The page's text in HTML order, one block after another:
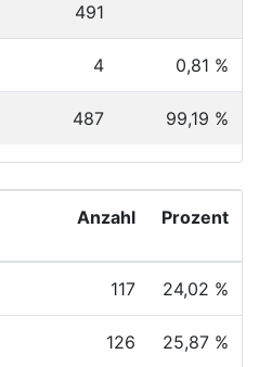
491
4 0,81 %
487 99,19 %
Anzahl Prozent
117 24,02 %
126 25,87 %